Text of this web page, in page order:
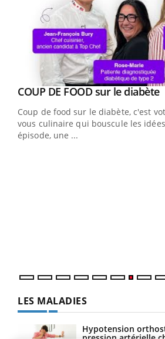
Youtube
COUP DE FOOD sur le diabète
Coup de food sur le diabète, c'est
vous culinaire qui bouscule les
épisode, une ...
LES MALADIES
Hypotension